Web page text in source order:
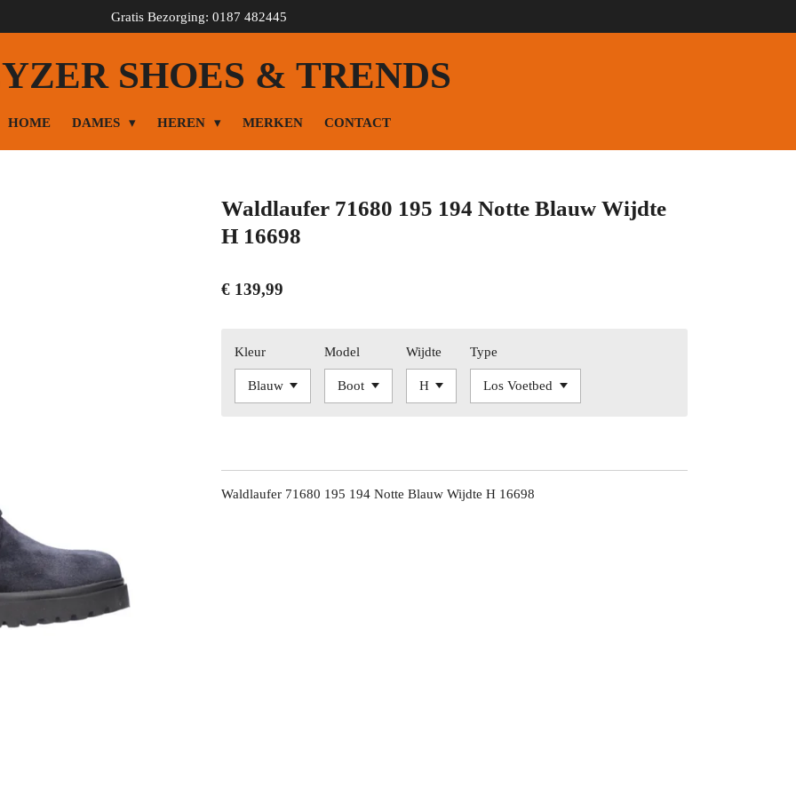
Gratis Bezorging: 0187 482445
SHOES & TRENDS
HOME DAMES HEREN MERKEN CONTACT
Waldlaufer 71680 195 194 Notte Blauw Wijdte
H 16698
€ 139,99
Kleur Model Wijdte Type
Waldlaufer 71680 195 194 Notte Blauw Wijdte H 16698